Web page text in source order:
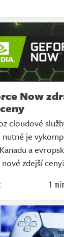
Now
cloudové
je
a
zdejší
1